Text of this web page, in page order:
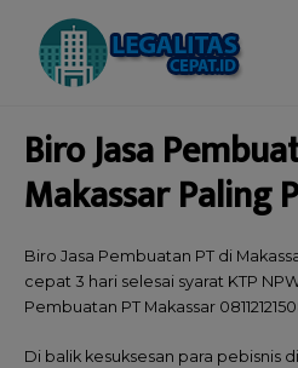
Biro Jasa
Makassar Paling
Biro Jasa Pembuatan PT di
cepat 3 hari selesai syarat KTP
Pembuatan PT Makassar
Di balik kesuksesan para pebisnis